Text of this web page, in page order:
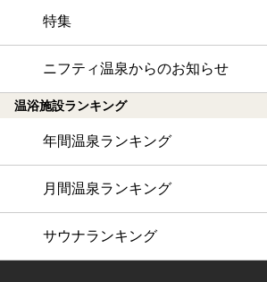
特集
ニフティ温泉からのお知らせ
温浴施設ランキング
年間温泉ランキング
月間温泉ランキング
サウナランキング